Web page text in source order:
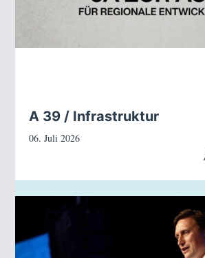
A 39 / Infrastruktur
06. Juli 2026